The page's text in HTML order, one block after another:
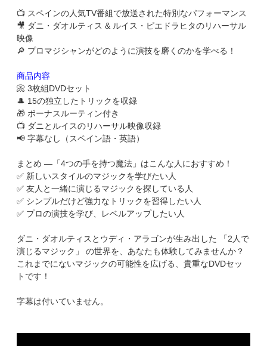
📺 スペインの人気TV番組で放送された特別なパフォーマンス
🎥 ダニ・ダオルティス & ルイス・ピエドラヒタのリハーサル
映像
🔎 プロマジシャンがどのように演技を磨くのかを学べる！
商品内容
📀 3枚組DVDセット
🎩 15の独立したトリックを収録
🎁 ボーナスルーティン付き
📺 ダニとルイスのリハーサル映像収録
📢 字幕なし（スペイン語・英語）
まとめ —「4つの手を持つ魔法」はこんな人におすすめ！
✅ 新しいスタイルのマジックを学びたい人
✅ 友人と一緒に演じるマジックを探している人
✅ シンプルだけど強力なトリックを習得したい人
✅ プロの演技を学び、レベルアップしたい人
ダニ・ダオルティスとウディ・アラゴンが生み出した 「2人で
演じるマジック」 の世界を、あなたも体験してみませんか？
これまでにないマジックの可能性を広げる、貴重なDVDセッ
トです！
字幕は付いていません。